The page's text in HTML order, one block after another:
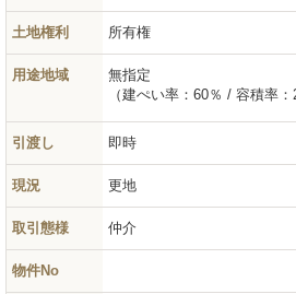
土地権利 所有権
用途地域
無指定
（建ぺい率：60％ / 容積率：
引渡し 即時
現況 更地
取引態様 仲介
物件No